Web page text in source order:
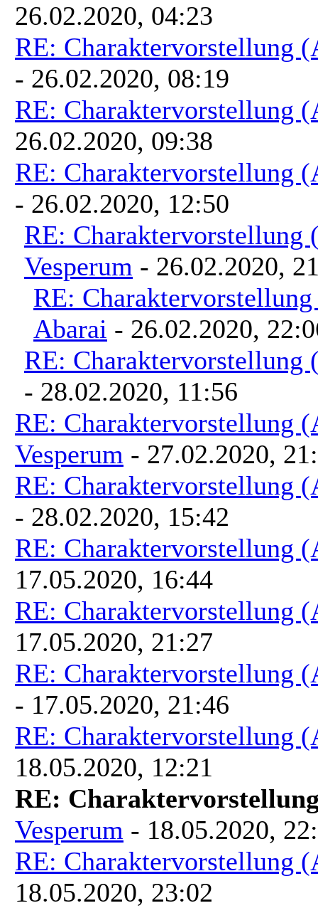
26.02.2020, 04:23
RE: Charaktervorstellung
- 26.02.2020, 08:19
RE: Charaktervorstellung
26.02.2020, 09:38
RE: Charaktervorstellung
- 26.02.2020, 12:50
RE: Charaktervorstellung
Vesperum - 26.02.2020,
RE:
Abarai - 26.02.2020,
RE: Charaktervorstellung
- 28.02.2020, 11:56
RE: Charaktervorstellung
Vesperum - 27.02.2020,
RE: Charaktervorstellung
- 28.02.2020, 15:42
RE: Charaktervorstellung
17.05.2020, 16:44
RE: Charaktervorstellung
17.05.2020, 21:27
RE: Charaktervorstellung
- 17.05.2020, 21:46
RE: Charaktervorstellung
18.05.2020, 12:21
RE:
Vesperum - 18.05.2020,
RE: Charaktervorstellung
18.05.2020, 23:02